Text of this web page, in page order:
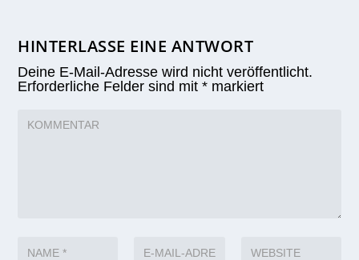
HINTERLASSE EINE ANTWORT
Deine E-Mail-Adresse wird nicht veröffentlicht.
Erforderliche Felder sind mit* markiert